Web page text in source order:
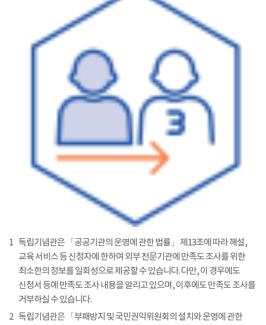
1 독립기념관은 「공공기관의 운영에 관한 법률」 제13조에 따라 해설,
교육 서비스 등 신청자에 한하여 외부 전문기관에 만족도 조사를 위한
최소한의 정보를 일회성으로 제공할 수 있습니다. 다만, 이 경우에도
신청서 등에 만족도 조사 내용을 알리고 있으며, 이후에도 만족도 조사를
거부하실 수 있습니다.
2 독립기념관은 「부패방지 및 국민권익위원회의 설치와 운영에 관한